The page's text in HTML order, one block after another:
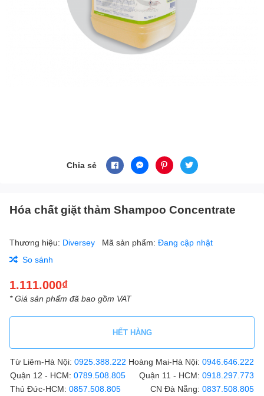
Chia sẻ
Hóa chất giặt thảm Shampoo Concentrate
Thương hiệu: Diversey Mã sản phẩm: Đang cập nhật
So sánh
1.111.000₫
* Giá sản phẩm đã bao gồm VAT
HẾT HÀNG
Từ Liêm-Hà Nội: 0925.388.222 Hoàng Mai-Hà Nội: 0946.646.222
Quận 12 - HCM: 0789.508.805 Quận 11 - HCM: 0918.297.773
Thủ Đức-HCM: 0857.508.805 CN Đà Nẵng: 0837.508.805